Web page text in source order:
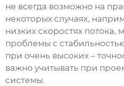
не всегда возможно на
некоторых случаях,
низких скоростях потока,
проблемы с
при очень высоких –
важно учитывать при
системы.